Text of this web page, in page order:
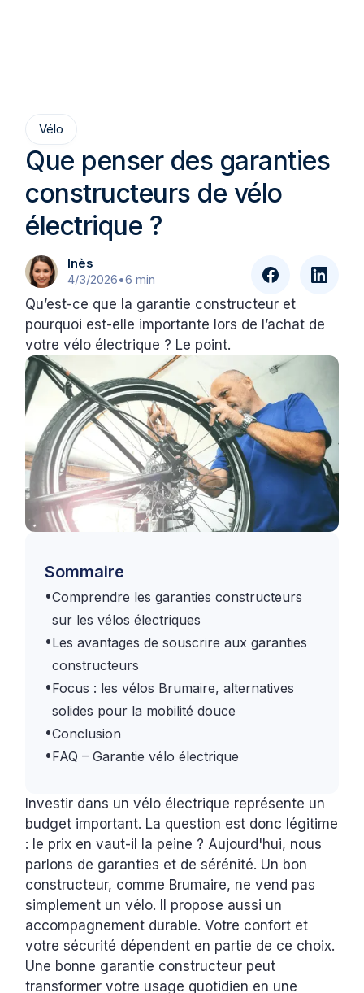
Vélo
Que penser des garanties
constructeurs de vélo
électrique ?
Inès
4/3/2026•6 min
Qu’est-ce que la garantie constructeur et
pourquoi est-elle importante lors de l’achat de
votre vélo électrique ? Le point.
Sommaire
•Comprendre les garanties constructeurs
sur les vélos électriques
•Les avantages de souscrire aux garanties
constructeurs
•Focus : les vélos Brumaire, alternatives
solides pour la mobilité douce
•Conclusion
•FAQ – Garantie vélo électrique
Investir dans un vélo électrique représente un
budget important. La question est donc légitime
: le prix en vaut-il la peine ? Aujourd'hui, nous
parlons de garanties et de sérénité. Un bon
constructeur, comme Brumaire, ne vend pas
simplement un vélo. Il propose aussi un
accompagnement durable. Votre confort et
votre sécurité dépendent en partie de ce choix.
Une bonne garantie constructeur peut
transformer votre usage quotidien en une